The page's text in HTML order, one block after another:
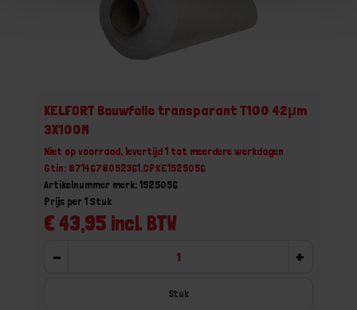
KELFORT Bouwfolie transparant T100 42μm
3X100M
Niet op voorraad, levertijd 1 tot meerdere werkdagen
Gtin: 8714678052361,CPKE1525056
Artikelnummer merk: 1525056
€ 43,95 incl. BTW
Prijs per 1 Stuk
- +
Stuk